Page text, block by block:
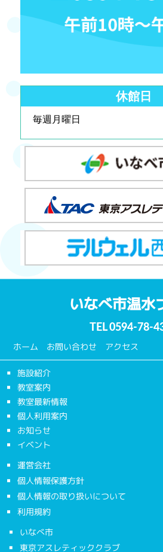
休館日
毎週月曜日
いなべ市温水
TEL0594-78-
ホーム お問い合わせ アクセス
施設紹介
教室案内
教室最新情報
個人利用案内
お知らせ
イベント
運営会社
個人情報保護方針
個人情報の取り扱いについて
利用規約
いなべ市
東京アスレティッククラブ